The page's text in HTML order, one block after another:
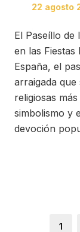
Posted
22 agosto
El Paseíllo de
en las Fiestas
España, el
arraigada que
religiosas
simbolismo y
devoción
Page
1